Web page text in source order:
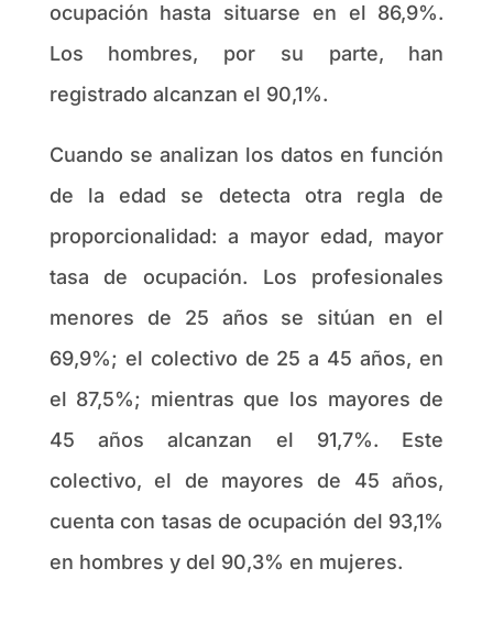
ocupación hasta situarse en el 86,9%.
Los hombres, por su parte, han
registrado alcanzan el 90,1%.
Cuando se analizan los datos en función
de la edad se detecta otra regla de
proporcionalidad: a mayor edad, mayor
tasa de ocupación. Los profesionales
menores de 25 años se sitúan en el
69,9%; el colectivo de 25 a 45 años, en
el 87,5%; mientras que los mayores de
45 años alcanzan el 91,7%. Este
colectivo, el de mayores de 45 años,
cuenta con tasas de ocupación del 93,1%
en hombres y del 90,3% en mujeres.